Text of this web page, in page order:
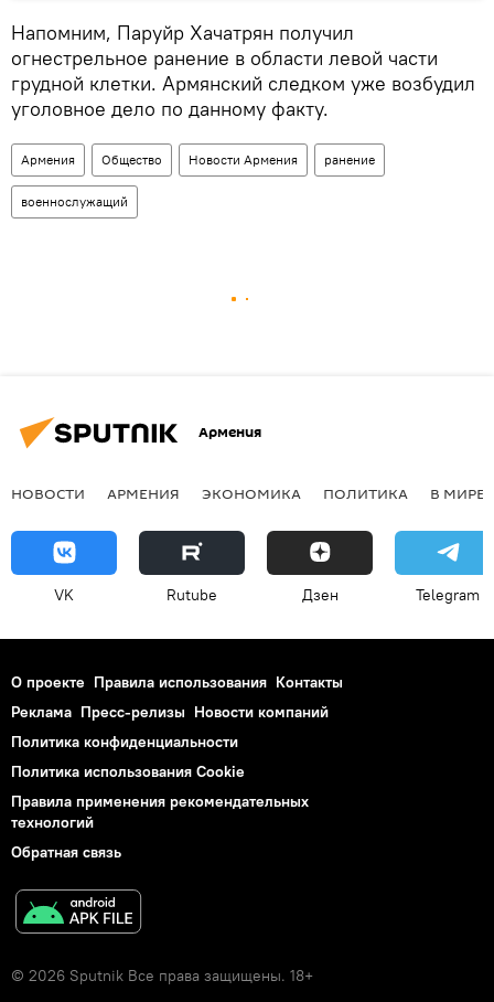
Напомним, Паруйр Хачатрян получил
огнестрельное ранение в области левой части
грудной клетки. Армянский следком уже возбудил
уголовное дело по данному факту.
Армения Общество Новости Армения ранение
военнослужащий
Армения
НОВОСТИ АРМЕНИЯ ЭКОНОМИКА ПОЛИТИКА В МИРЕ
VK Rutube Дзен Telegram
О проекте Правила использования Контакты
Реклама Пресс-релизы Новости компаний
Политика конфиденциальности
Политика использования Cookie
Правила применения рекомендательных
технологий
Обратная связь
© 2026 Sputnik Все права защищены. 18+